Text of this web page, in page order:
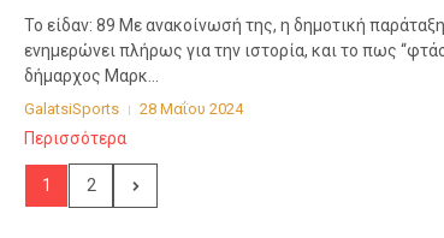
Το είδαν: 89 Με ανακοίνωσή της, η δημοτική
ενημερώνει πλήρως για την ιστορία, και το πως
δήμαρχος Μαρκ...
GalatsiSports 28 Μαΐου 2024
Περισσότερα
1 2